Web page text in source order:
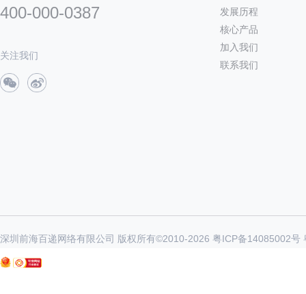
400-000-0387
关注我们
发展历程
核心产品
加入我们
联系我们
深圳前海百递网络有限公司 版权所有©2010-2026 粤ICP备14085002号